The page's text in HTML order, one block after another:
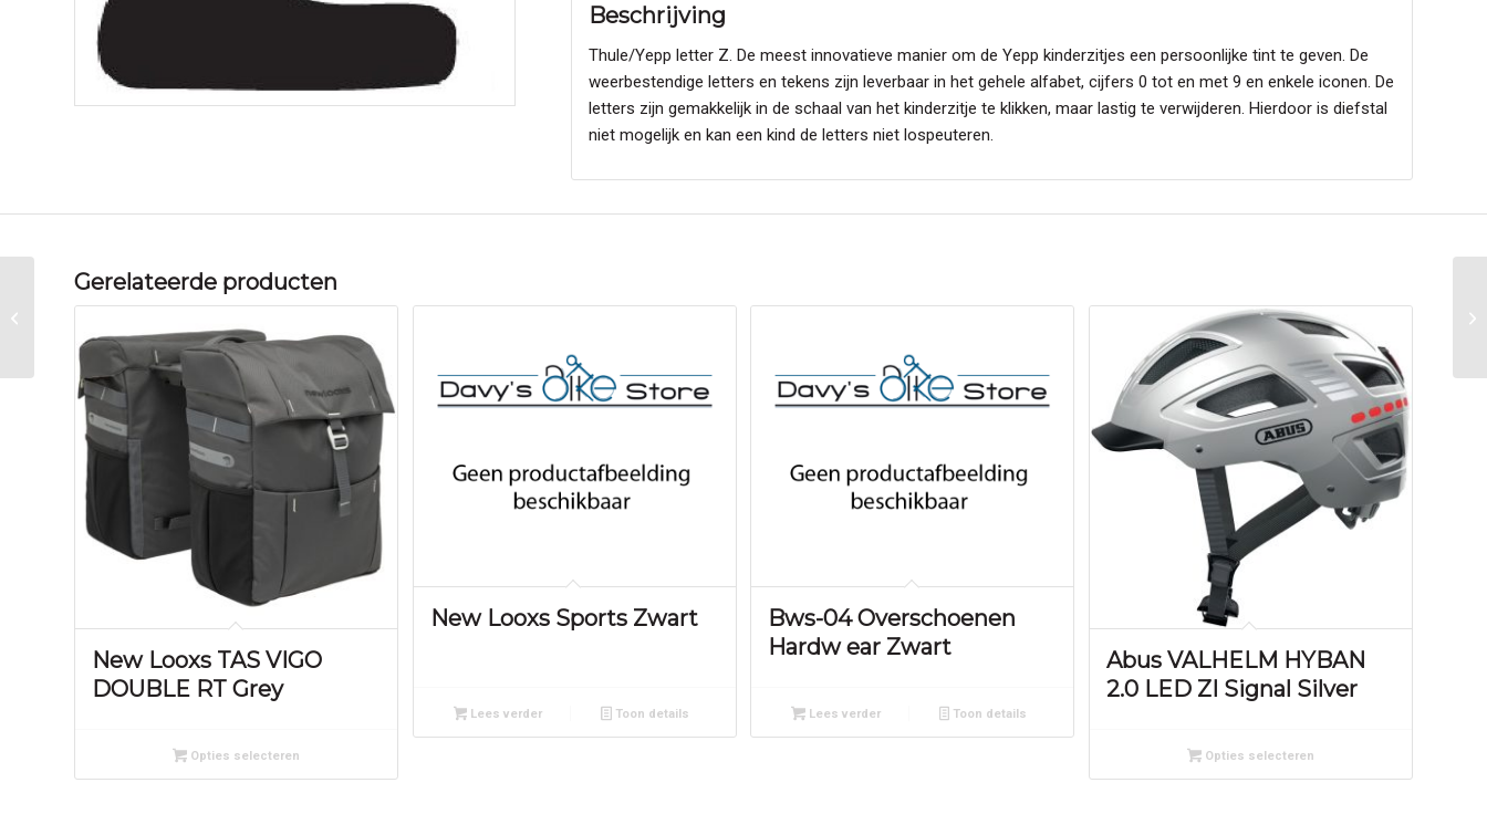
Beschrijving
Thule/Yepp letter Z. De meest innovatieve manier om de Yepp kinderzitjes een persoonlijke tint te geven. De
weerbestendige letters en tekens zijn leverbaar in het gehele alfabet, cijfers 0 tot en met 9 en enkele iconen. De
letters zijn gemakkelijk in de schaal van het kinderzitje te klikken, maar lastig te verwijderen. Hierdoor is diefstal
niet mogelijk en kan een kind de letters niet lospeuteren.
Gerelateerde producten
New Looxs TAS VIGO
DOUBLE RT Grey
Opties selecteren
New Looxs Sports Zwart
Lees verder Toon details
Bws-04 Overschoenen
Hardw ear Zwart
Lees verder Toon details
Abus VALHELM HYBAN
2.0 LED ZI Signal Silver
Opties selecteren